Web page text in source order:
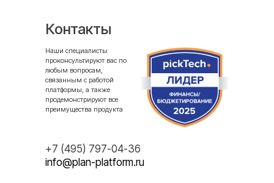
Контакты
Наши специалисты
проконсультируют вас по
любым вопросам,
связанным с работой
платформы, а также
продемонстрируют все
преимущества продукта
+7 (495) 797-04-36
info@plan-platform.ru